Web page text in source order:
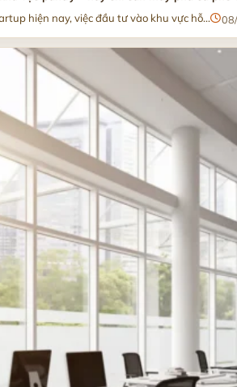
hiện nay, việc đầu tư vào khu vực hỗ...